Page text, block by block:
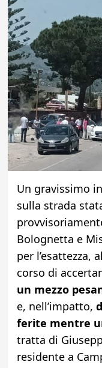
Un gravissimo
sulla strada
Bolognetta e
per l’esattezza,
corso di
un mezzo
e, nell’impatto,
ferite mentre
tratta di
residente a